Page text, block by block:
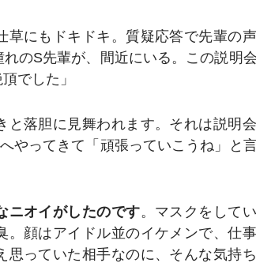
草にもドキドキ。質疑応答で先輩の
のS先輩が、間近にいる。この説明
でした」
落胆に見舞われます。それは説明
やってきて「頑張っていこうね」と
ニオイがしたのです。マスクをして
。顔はアイドル並のイケメンで、仕
思っていた相手なのに、そんな気持